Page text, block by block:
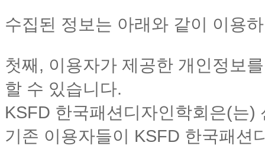
수집된 정보는 아래와 같이 이용
첫째, 이용자가 제공한 개인정보
할 수 있습니다.
KSFD 한국패션디자인학회은(는
기존 이용자들이 KSFD 한국패션